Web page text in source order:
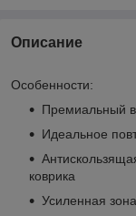
Описание
Особенности:
Премиальный
Идеальное
коврика
Усиленная